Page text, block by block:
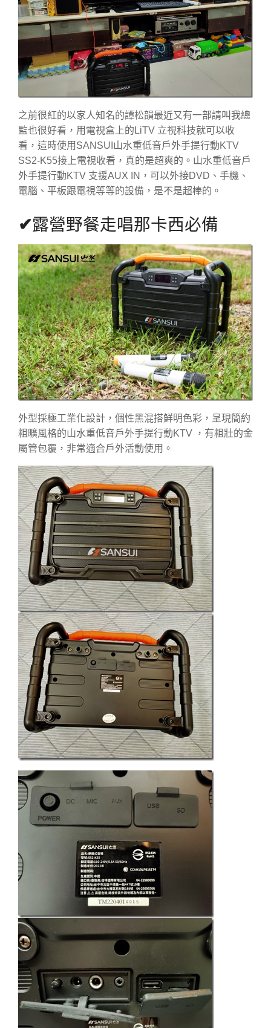
之前很紅的以家人知名的譚松韻最近又有一部請叫我總
監也很好看，用電視盒上的LiTV 立視科技就可以收
看，這時使用SANSUI山水重低音戶外手提行動KTV
SS2-K55接上電視收看，真的是超爽的。山水重低音戶
外手提行動KTV 支援AUX IN，可以外接DVD、手機、
電腦、平板跟電視等等的設備，是不是超棒的。
✔露營野餐走唱那卡西必備
外型採極工業化設計，個性黑混搭鮮明色彩，呈現簡約
粗曠風格的山水重低音戶外手提行動KTV ，有粗壯的金
屬管包覆，非常適合戶外活動使用。